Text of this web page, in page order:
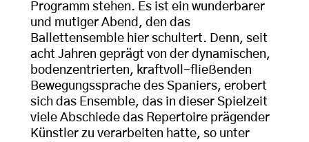
Programm stehen. Es ist ein wunderbarer
und mutiger Abend, den das
Ballettensemble hier schultert. Denn, seit
acht Jahren geprägt von der dynamischen,
bodenzentrierten, kraftvoll-fließenden
Bewegungssprache des Spaniers, erobert
sich das Ensemble, das in dieser Spielzeit
viele Abschiede das Repertoire prägender
Künstler zu verarbeiten hatte, so unter